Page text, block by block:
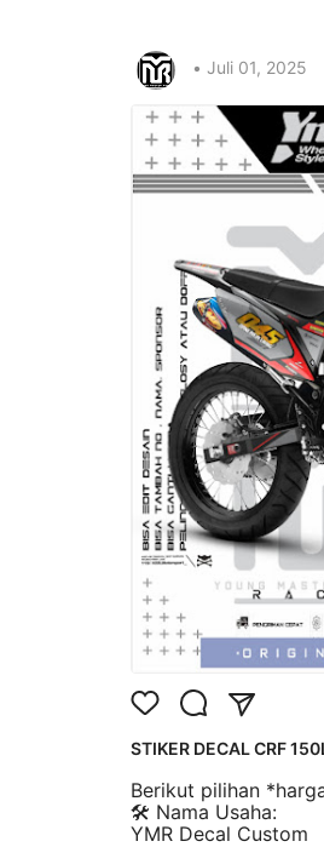
• Juli 01, 2025
STIKER DECAL CRF
Berikut pilihan
🛠️ Nama Usaha:
YMR Decal Custom